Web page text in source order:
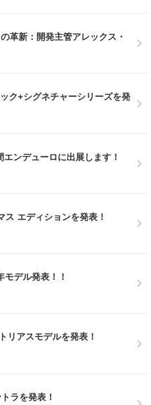
革新：開発主管アレックス・
ク+シグネチャーシリーズを発
ンデューロに出展します！
エディションを発表！
デル発表！！
リアスモデルを発表！
ラを発表！